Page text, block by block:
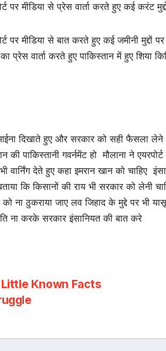
पर मीडिया से प्रेस वार्ता करते हुए कई करंट
पर मीडिया से बात करते हुए कई जमीनी
प्रेस वार्ता करते हुए पाकिस्तान में हुए
आईना दिखाते हुए और सरकार को सही फैसला
की पाकिस्तानी गवर्नमेंट हो मौलाना ने
वार्निंग देते हुए कहा इमरान खान को
कि किसानों की राय भी सरकार को लेनी
ना ठुकराया जाए लव जिहाद के मुद्दे पर भी
ना करके सरकार इंसानियत की बात करे
Known Facts